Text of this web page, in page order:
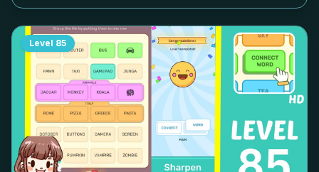
Level 85